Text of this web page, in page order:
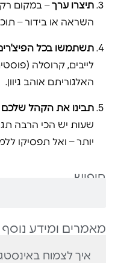
חיפוש
מאמרים ומידע נוסף
איך לצמוח
תיצרו ערך– במקום רק
השראה או בידור –
תשתמשו בכל
לייבים, קרוסלה
האלגוריתם אוהב גיוון.
תבינו את הקהל שלכם
שעות יש הכי הרבה
יותר – ואל תפסיקו